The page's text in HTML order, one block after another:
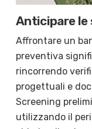
Anticipare le
Affrontare un
preventiva
rincorrendo
progettuali e
Screening
utilizzando il